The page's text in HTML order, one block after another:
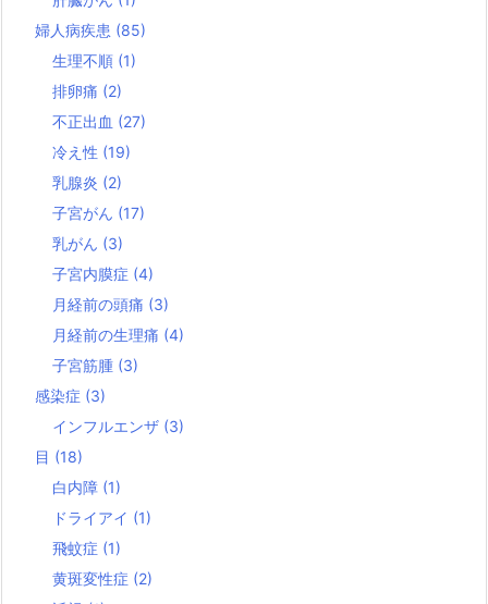
婦人病疾患 (85)
生理不順 (1)
排卵痛 (2)
不正出血 (27)
冷え性 (19)
乳腺炎 (2)
子宮がん (17)
乳がん (3)
子宮内膜症 (4)
月経前の頭痛 (3)
月経前の生理痛 (4)
子宮筋腫 (3)
感染症 (3)
インフルエンザ (3)
目 (18)
白内障 (1)
ドライアイ (1)
飛蚊症 (1)
黄斑変性症 (2)